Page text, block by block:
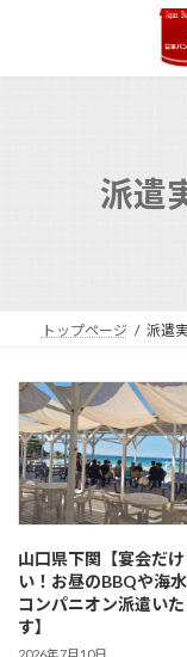
ン
ー
派遣
トップページ 派遣
山口県下関【宴会だ
い！お昼のBBQや海
コンパニオン派遣いた
す】